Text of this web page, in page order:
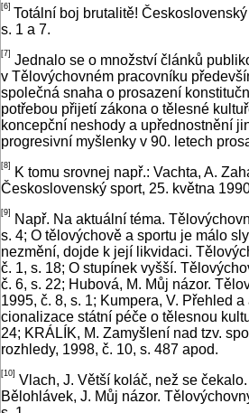
[6] Totální boj brutalitě!
s. 1 a 7.
[7] Jednalo se o množství článků
v Tělovýchovném pracovníku
společná snaha o prosazení
potřebou přijetí zákona o tělesné
koncepční neshody a upřednostnění
progresivní myšlenky v 90. letech
[8]
K tomu srovnej např.: Vachta, A.
Československý sport, 25. května
[9]
Např. Na aktuální téma.
s. 4; O tělovýchově a sportu je málo
nezmění, dojde k její likvidaci.
č. 1, s. 18; O stupínek vyšší.
č. 6, s. 22; Hubová, M. Můj názor.
1995, č. 8, s. 1; Kumpera, V. Přehled
cionalizace státní péče o tělesnou
24; KRÁLÍK, M. Zamyšlení nad tzv.
rozhledy, 1998, č. 10, s. 487 apod.
[10] Vlach, J. Větší koláč, než se
Bělohlávek, J. Můj názor.